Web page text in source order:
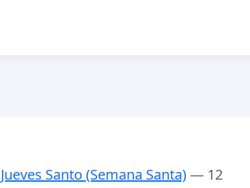
Jueves Santo (Semana Santa)— 12